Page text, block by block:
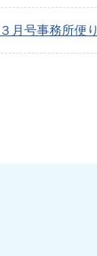
月号事務所便り